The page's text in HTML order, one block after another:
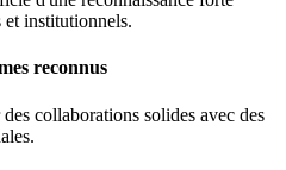
et institutionnels.
reconnus
collaborations solides avec des